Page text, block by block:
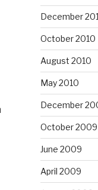
December
October 2010
August 2010
May 2010
December
October 2009
June 2009
April 2009